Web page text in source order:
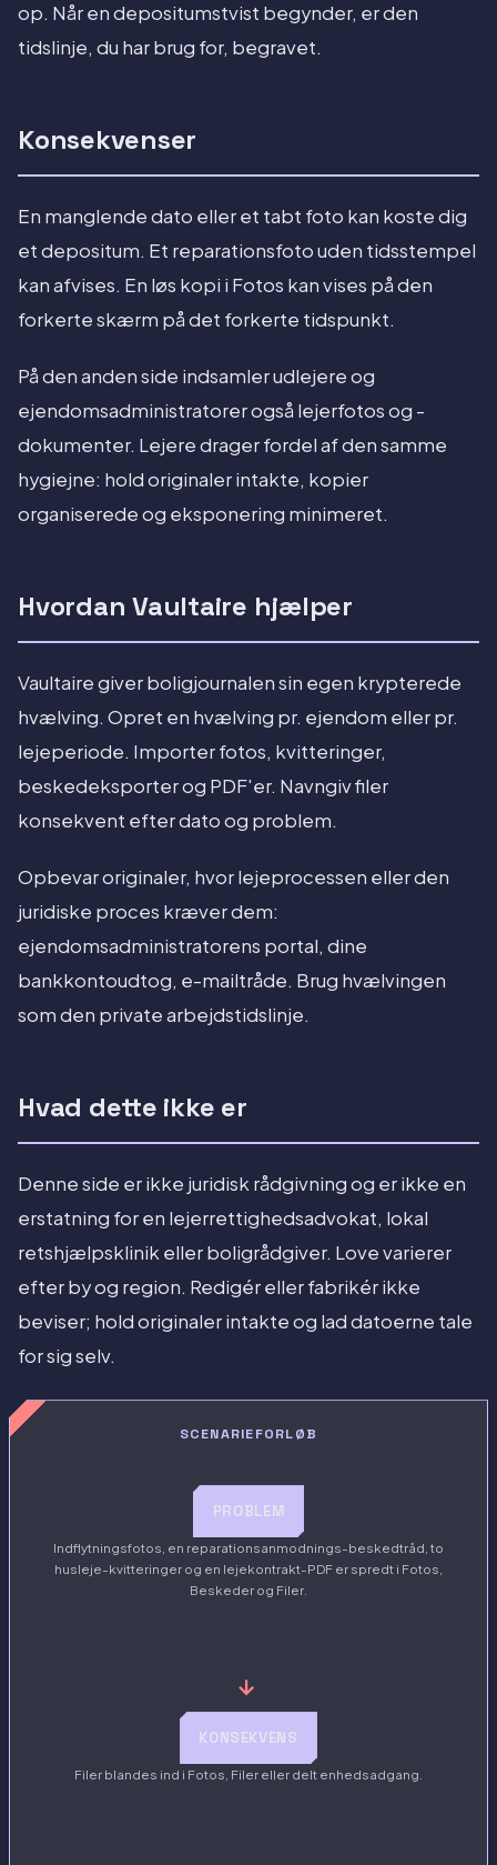
op. Når en depositumstvist begynder, er den
tidslinje, du har brug for, begravet.
Konsekvenser
En manglende dato eller et tabt foto kan koste dig
et depositum. Et reparationsfoto uden tidsstempel
kan afvises. En løs kopi i Fotos kan vises på den
forkerte skærm på det forkerte tidspunkt.
På den anden side indsamler udlejere og
ejendomsadministratorer også lejerfotos og -
dokumenter. Lejere drager fordel af den samme
hygiejne: hold originaler intakte, kopier
organiserede og eksponering minimeret.
Hvordan Vaultaire hjælper
Vaultaire giver boligjournalen sin egen krypterede
hvælving. Opret en hvælving pr. ejendom eller pr.
lejeperiode. Importer fotos, kvitteringer,
beskedeksporter og PDF'er. Navngiv filer
konsekvent efter dato og problem.
Opbevar originaler, hvor lejeprocessen eller den
juridiske proces kræver dem:
ejendomsadministratorens portal, dine
bankkontoudtog, e-mailtråde. Brug hvælvingen
som den private arbejdstidslinje.
Hvad dette ikke er
Denne side er ikke juridisk rådgivning og er ikke en
erstatning for en lejerrettighedsadvokat, lokal
retshjælpsklinik eller boligrådgiver. Love varierer
efter by og region. Redigér eller fabrikér ikke
beviser; hold originaler intakte og lad datoerne tale
for sig selv.
SCENARIEFORLØB
PROBLEM
Indflytningsfotos, en reparationsanmodnings-beskedtråd, to
husleje-kvitteringer og en lejekontrakt-PDF er spredt i Fotos,
Beskeder og Filer.
→
KONSEKVENS
Filer blandes ind i Fotos, Filer eller delt enhedsadgang.